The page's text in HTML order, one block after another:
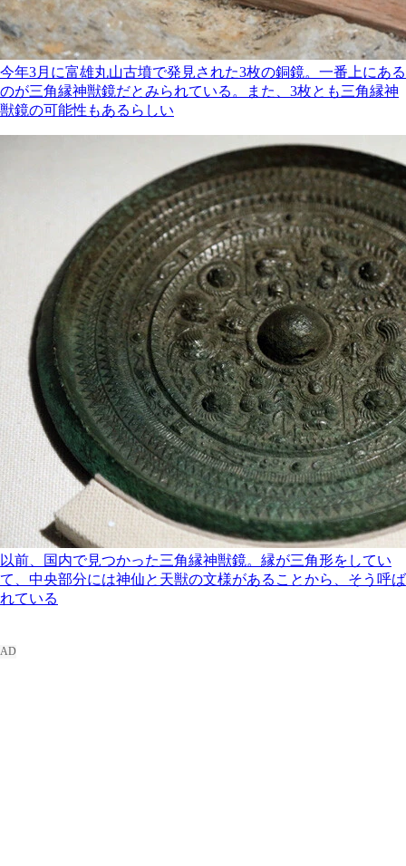
今年3月に富雄丸山古墳で発見された3枚の銅鏡。一番上にある
のが三角縁神獣鏡だとみられている。また、3枚とも三角縁神
獣鏡の可能性もあるらしい
以前、国内で見つかった三角縁神獣鏡。縁が三角形をしてい
て、中央部分には神仙と天獣の文様があることから、そう呼ば
れている